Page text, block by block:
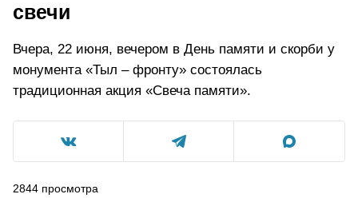
свечи
Вчера, 22 июня, вечером в День памяти и скорби у
монумента «Тыл – фронту» состоялась
традиционная акция «Свеча памяти».
2844 просмотра